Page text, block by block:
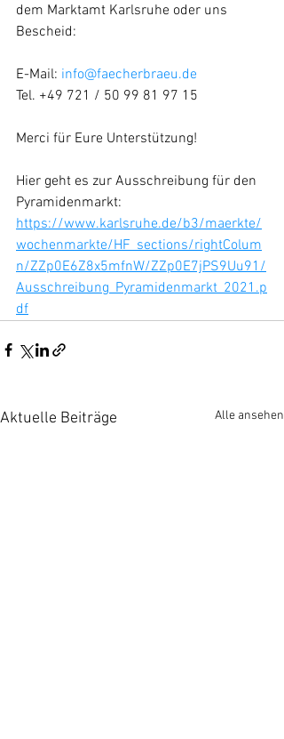
dem Marktamt Karlsruhe oder uns
Bescheid:
E-Mail: info@faecherbraeu.de
Tel. +49 721 / 50 99 81 97 15
Merci für Eure Unterstützung!
Hier geht es zur Ausschreibung für den
Pyramidenmarkt:
https://www.karlsruhe.de/b3/maerkte/
wochenmarkte/HF_sections/rightColum
n/ZZp0E6Z8x5mfnW/ZZp0E7jPS9Uu91/
Ausschreibung_Pyramidenmarkt_2021.p
df
Aktuelle Beiträge Alle ansehen